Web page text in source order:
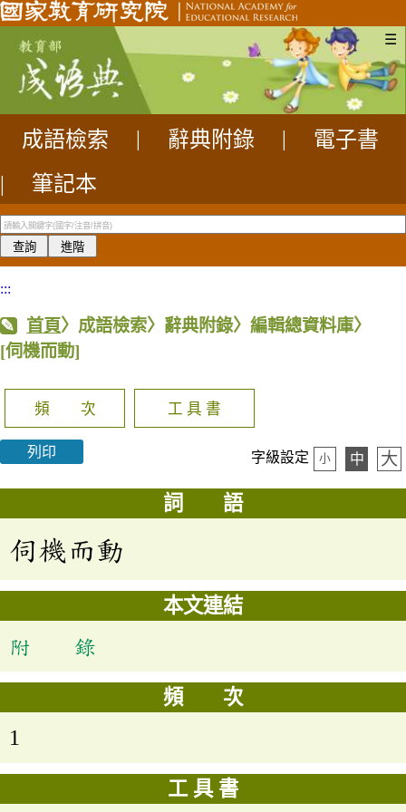
☰
成語檢索 辭典附錄
電子書
|
筆記本
:::
首頁〉成語檢索〉辭典附錄〉編輯總資料庫〉
[伺機而動]
頻 次 工 具 書
列印 字級設定 小 中 大
詞 語
伺機而動
本文連結
附 錄
頻 次
1
工 具 書